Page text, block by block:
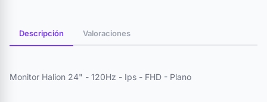
Descripción Valoraciones
Monitor Halion 24" - 120Hz - Ips - FHD - Plano